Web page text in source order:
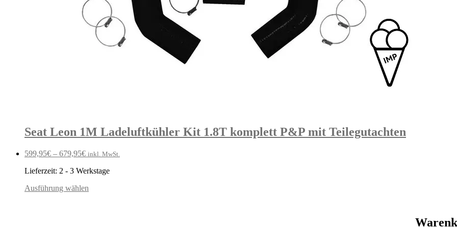
Seat Leon 1M Ladeluftkühler Kit 1.8T komplett P&P mit Teilegutachten
599,95€ – 679,95€ inkl. MwSt.
Lieferzeit: 2 - 3 Werkstage
Ausführung wählen